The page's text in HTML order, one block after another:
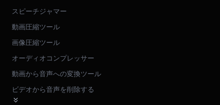
スピーチジャマー
動画圧縮ツール
画像圧縮ツール
オーディオコンプレッサー
動画から音声への変換ツール
ビデオから音声を削除する